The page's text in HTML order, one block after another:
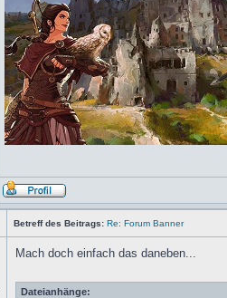
Betreff des Beitrags: Re: Forum Banner
Mach doch einfach das daneben...
Dateianhänge: